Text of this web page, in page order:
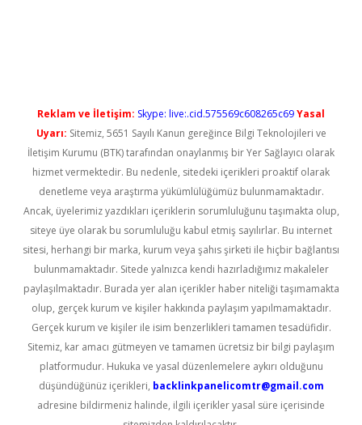
Reklam ve İletişim: Skype: live:.cid.575569c608265c69Yasal
Uyarı: Sitemiz, 5651 Sayılı Kanun gereğince Bilgi Teknolojileri ve
İletişim Kurumu (BTK) tarafından onaylanmış bir Yer Sağlayıcı olarak
hizmet vermektedir. Bu nedenle, sitedeki içerikleri proaktif olarak
denetleme veya araştırma yükümlülüğümüz bulunmamaktadır.
Ancak, üyelerimiz yazdıkları içeriklerin sorumluluğunu taşımakta olup,
siteye üye olarak bu sorumluluğu kabul etmiş sayılırlar. Bu internet
sitesi, herhangi bir marka, kurum veya şahıs şirketi ile hiçbir bağlantısı
bulunmamaktadır. Sitede yalnızca kendi hazırladığımız makaleler
paylaşılmaktadır. Burada yer alan içerikler haber niteliği taşımamakta
olup, gerçek kurum ve kişiler hakkında paylaşım yapılmamaktadır.
Gerçek kurum ve kişiler ile isim benzerlikleri tamamen tesadüfidir.
Sitemiz, kar amacı gütmeyen ve tamamen ücretsiz bir bilgi paylaşım
platformudur. Hukuka ve yasal düzenlemelere aykırı olduğunu
düşündüğünüz içerikleri, backlinkpanelicomtr@gmail.com
adresine bildirmeniz halinde, ilgili içerikler yasal süre içerisinde